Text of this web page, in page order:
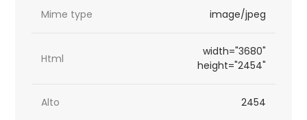
Mime type image/jpeg
Html
width="3680"
height="2454"
Alto 2454